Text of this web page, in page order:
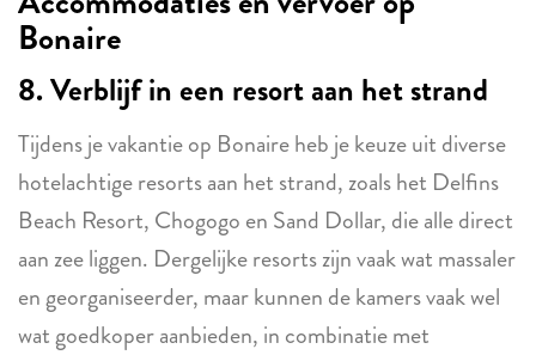
Bonaire
8. Verblijf in een resort aan het strand
Tijdens je vakantie op Bonaire heb je keuze uit diverse
hotelachtige resorts aan het strand, zoals het Delfins
Beach Resort, Chogogo en Sand Dollar, die alle direct
aan zee liggen. Dergelijke resorts zijn vaak wat massaler
en georganiseerder, maar kunnen de kamers vaak wel
wat goedkoper aanbieden, in combinatie met